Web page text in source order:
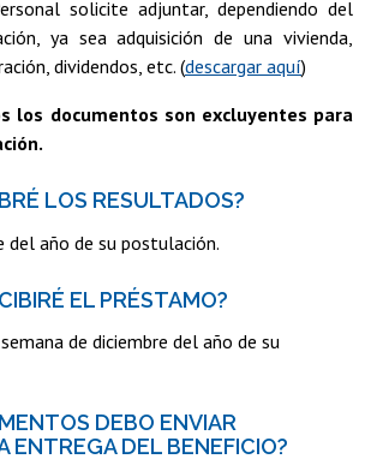
solicite adjuntar, dependiendo del
ya sea adquisición de una vivienda,
dividendos, etc. (descargar aquí)
los documentos son excluyentes para
LOS RESULTADOS?
del año de su postulación.
EL PRÉSTAMO?
de diciembre del año de su
DEBO ENVIAR
ENTREGA DEL BENEFICIO?